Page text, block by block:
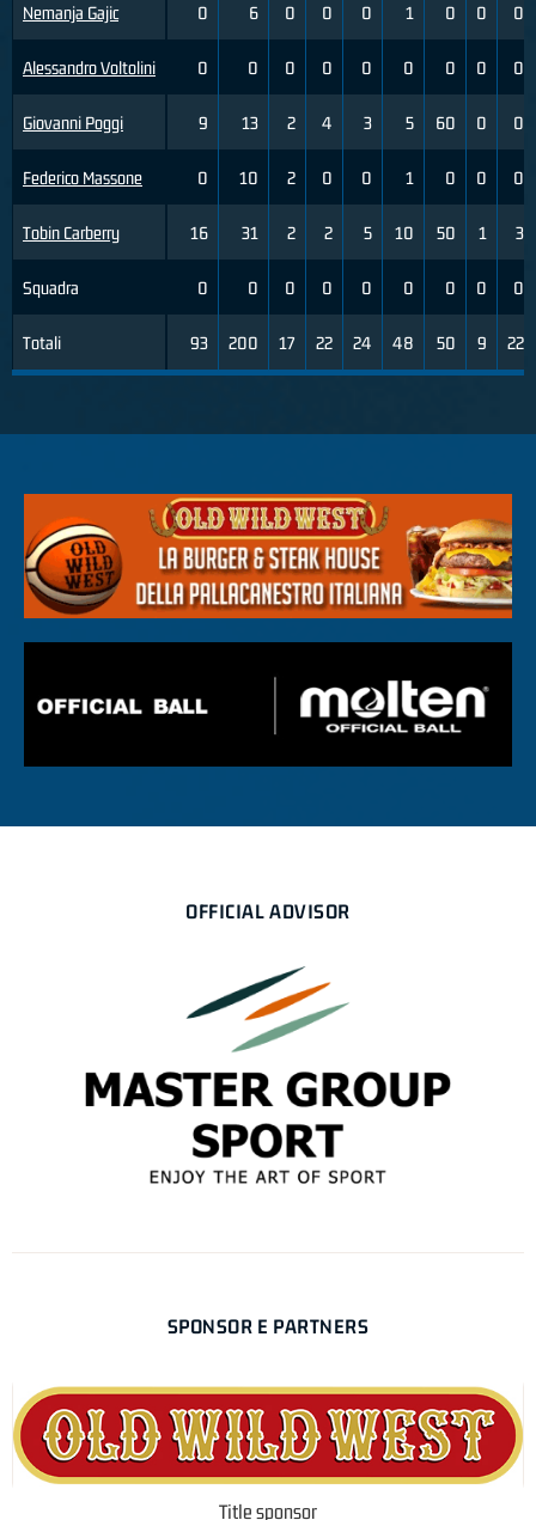
Nemanja Gajic
Alessandro Voltolini
Giovanni Poggi
Federico Massone
Tobin Carberry
Squadra
Totali
0 6 0 0 0 1 0 0 0
0 0 0 0 0 0 0 0 0
9 13 2 4 3 5 60 0 0
0 10 2 0 0 1 0 0 0
16 31 2 2 5 10 50 1 3
0 0 0 0 0 0 0 0 0
93 200 17 22 24 48 50 9 22
OFFICIAL ADVISOR
SPONSOR E PARTNERS
Title sponsor